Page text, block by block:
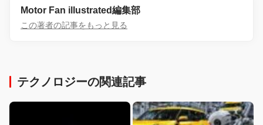
Motor Fan illustrated編集部
この著者の記事をもっと見る
テクノロジーの関連記事